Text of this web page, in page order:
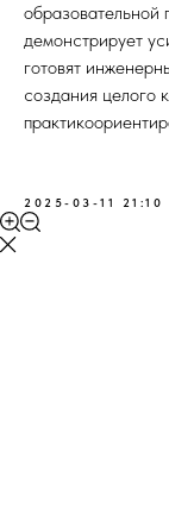
образовательной
демонстрирует
готовят
создания целого
2025-03-11 21:10